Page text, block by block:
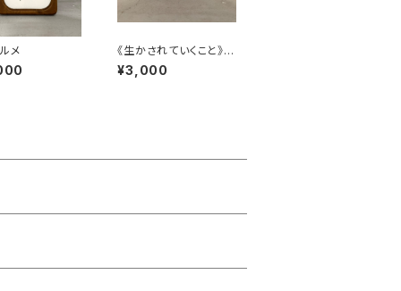
メ
《生かされていくこと》カ
ットキャンバス10
¥3,000